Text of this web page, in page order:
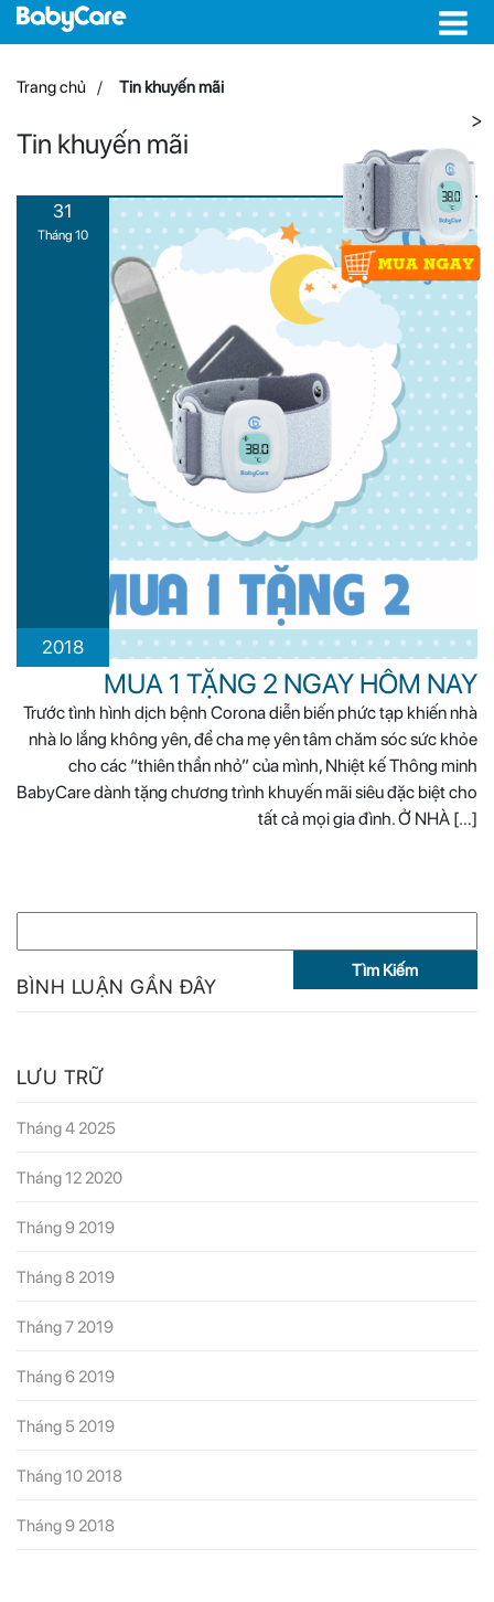
Trang chủ Tin khuyến mãi
Tin khuyến mãi
31
Tháng 10
2018
MUA 1 TẶNG 2 NGAY HÔM NAY
Trước tình hình dịch bệnh Corona diễn biến phức tạp khiến nhà
nhà lo lắng không yên, để cha mẹ yên tâm chăm sóc sức khỏe
cho các “thiên thần nhỏ” của mình, Nhiệt kế Thông minh
BabyCare dành tặng chương trình khuyến mãi siêu đặc biệt cho
tất cả mọi gia đình. Ở NHÀ […]
Ì
M
Ế
C
:
BÌNH LUẬN GẦN ĐÂY
LƯU TRỮ
Tháng 4 2025
Tháng 12 2020
Tháng 9 2019
Tháng 8 2019
Tháng 7 2019
Tháng 6 2019
Tháng 5 2019
Tháng 10 2018
Tháng 9 2018
>